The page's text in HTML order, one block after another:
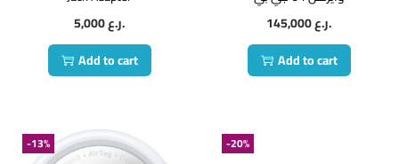
5,000
ر.ع.
Add to cart
145,000
ر.ع.
Add to cart
-13% -20%